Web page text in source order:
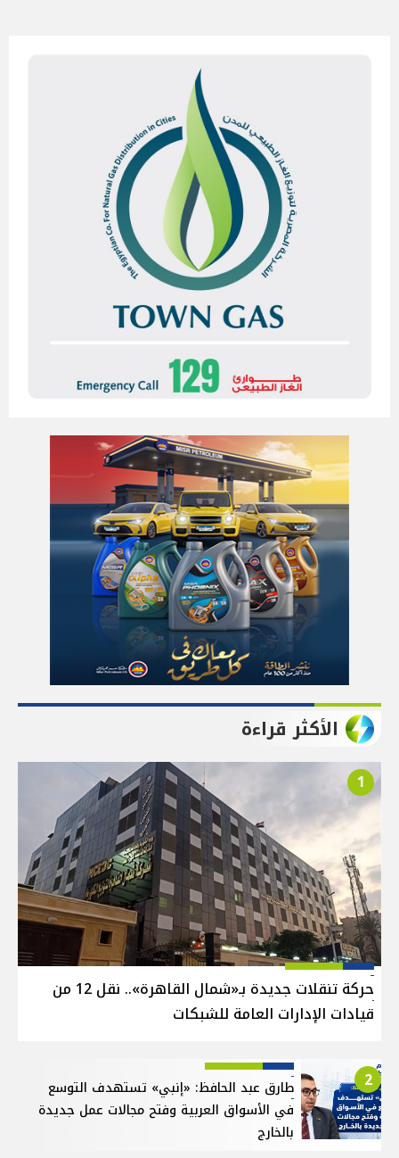
الأكثر قراءة
1
حركة تنقلات جديدة بـ«شمال القاهرة».. نقل 12 من
قيادات الإدارات العامة للشبكات
2
طارق عبد الحافظ: «إنبي» تستهدف التوسع
في الأسواق العربية وفتح مجالات عمل جديدة
بالخارج